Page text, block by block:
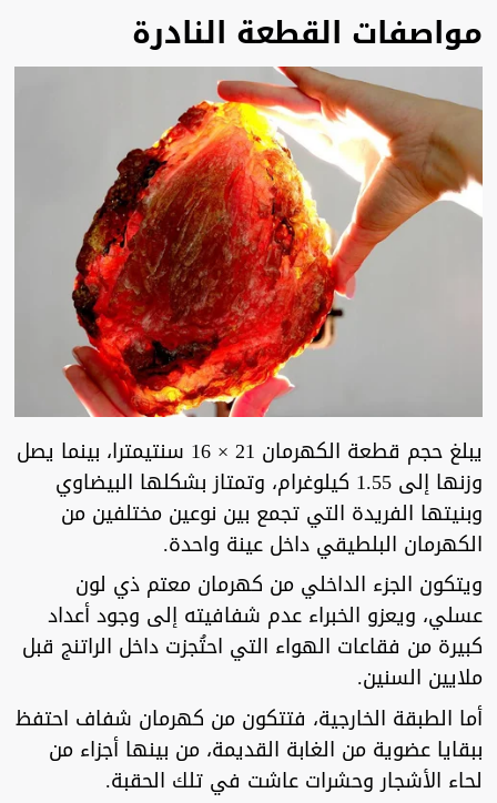
مواصفات القطعة النادرة
يبلغ حجم قطعة الكهرمان 21 × 16 سنتيمترا، بينما يصل
وزنها إلى 1.55 كيلوغرام، وتمتاز بشكلها البيضاوي
وبنيتها الفريدة التي تجمع بين نوعين مختلفين من
الكهرمان البلطيقي داخل عينة واحدة.
ويتكون الجزء الداخلي من كهرمان معتم ذي لون
عسلي، ويعزو الخبراء عدم شفافيته إلى وجود أعداد
كبيرة من فقاعات الهواء التي احتُجزت داخل الراتنج قبل
ملايين السنين.
أما الطبقة الخارجية، فتتكون من كهرمان شفاف احتفظ
ببقايا عضوية من الغابة القديمة، من بينها أجزاء من
لحاء الأشجار وحشرات عاشت في تلك الحقبة.